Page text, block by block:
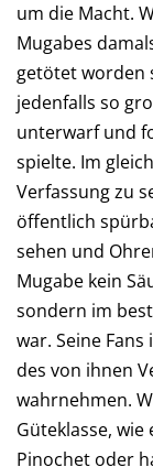
um die Macht.
Mugabes
getötet worden
jedenfalls so
unterwarf und
spielte. Im
Verfassung zu
öffentlich
sehen und
Mugabe kein
sondern im
war. Seine
des von ihnen
wahrnehmen.
Güteklasse,
Pinochet oder